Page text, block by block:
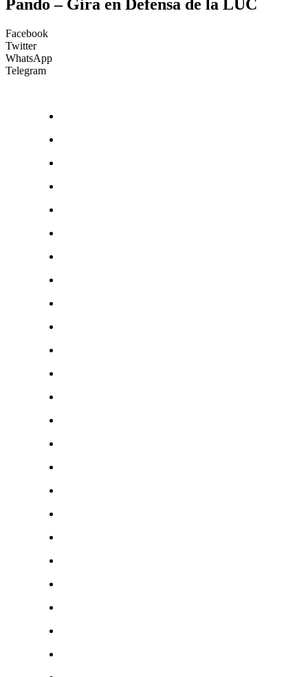
Pando – Gira en Defensa de la LUC
Facebook
Twitter
WhatsApp
Telegram